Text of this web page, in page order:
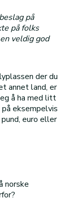
på
på folks
veldig god
der du
annet land, er
å ha med litt
eksempelvis
euro eller
norske